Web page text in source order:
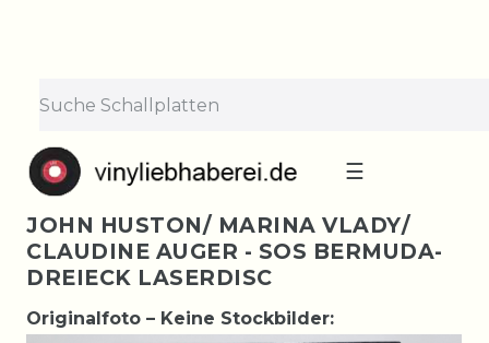
☰
JOHN HUSTON/ MARINA VLADY/
CLAUDINE AUGER - SOS BERMUDA-
DREIECK LASERDISC
Originalfoto – Keine Stockbilder: